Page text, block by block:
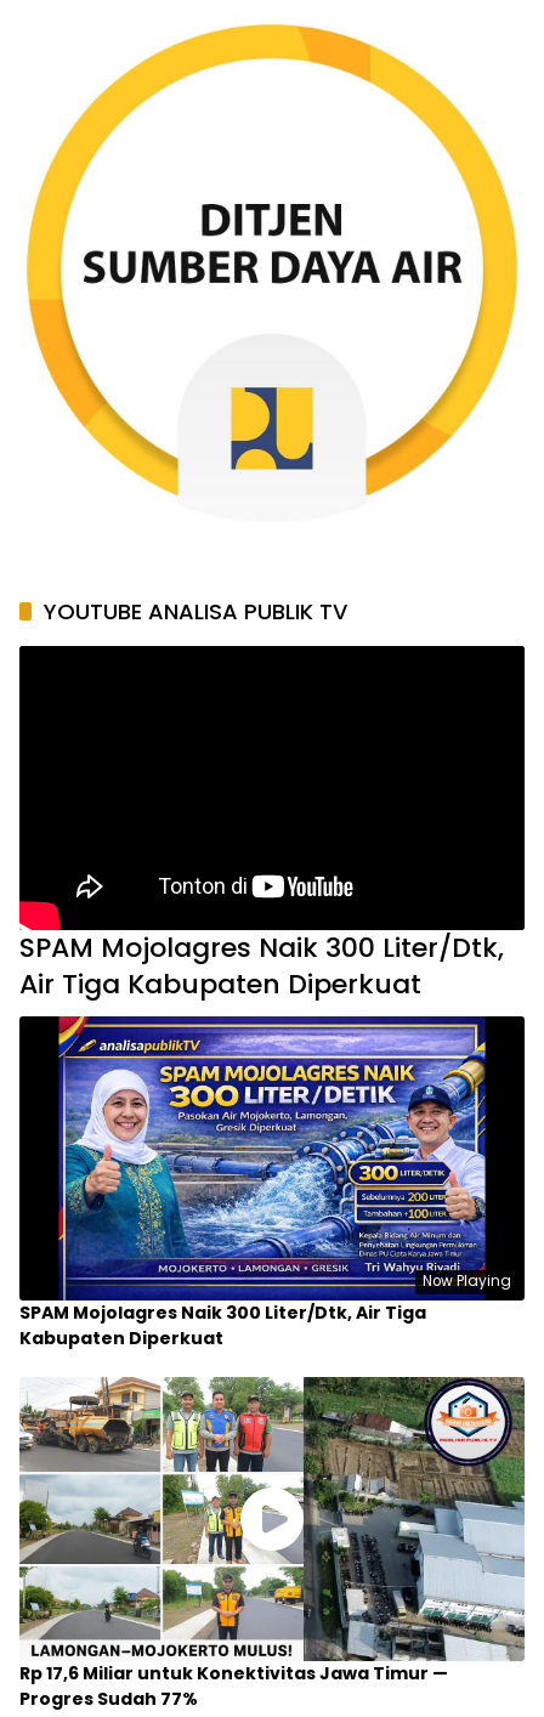
YOUTUBE ANALISA PUBLIK TV
SPAM Mojolagres Naik 300 Liter/Dtk,
Air Tiga Kabupaten Diperkuat
Now Playing
SPAM Mojolagres Naik 300 Liter/Dtk, Air Tiga
Kabupaten Diperkuat
Rp 17,6 Miliar untuk Konektivitas Jawa Timur —
Progres Sudah 77%